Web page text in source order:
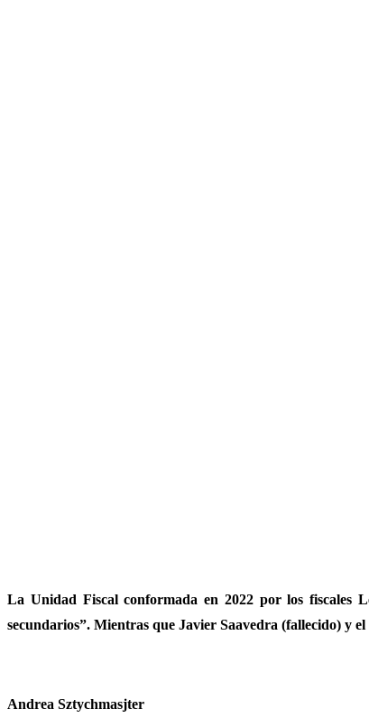
La Unidad Fiscal conformada en 2022 por los fiscales
secundarios”. Mientras que Javier Saavedra (fallecido) y
Andrea Sztychmasjter